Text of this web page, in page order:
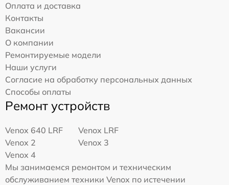
Оплата и доставка
Контакты
Вакансии
О компании
Ремонтируемые модели
Наши услуги
Согласие на обработку персональных данных
Способы оплаты
Ремонт устройств
Venox 640 LRF
Venox LRF
Venox 2
Venox 3
Venox 4
Мы занимаемся ремонтом и техническим
обслуживанием техники Venox по истечении